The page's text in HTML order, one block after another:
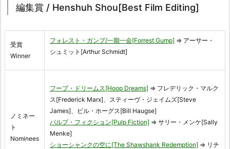
編集賞 / Henshuh Shou[Best Film Editing]
受賞
Winner
フォレスト・ガンプ/一期一会[Forrest Gump] ⇒ アーサー・
シュミット[Arthur Schmidt]
ノミネー
ト
Nominees
フープ・ドリームス[Hoop Dreams] ⇒ フレデリック・マルク
ス[Frederick Marx]、スティーヴ・ジェイムズ[Steve
James]、ビル・ホーグス[Bill Haugse]
パルプ・フィクション[Pulp Fiction] ⇒ サリー・メンケ[Sally
Menke]
ショーシャンクの空に[The Shawshank Redemption] ⇒ リチ